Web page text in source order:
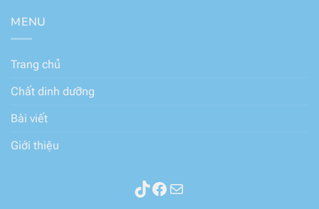
MENU
Trang chủ
Chất dinh dưỡng
Bài viết
Giới thiệu
Thành phần sữaFacebook